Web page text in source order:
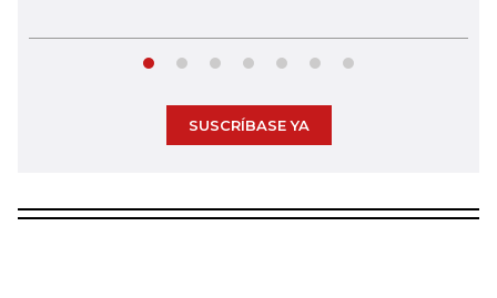
SUSCRÍBASE YA